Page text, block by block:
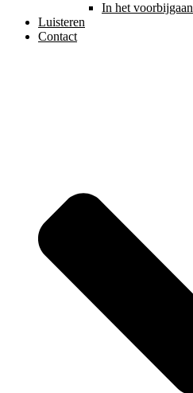
In het voorbijgaan
Luisteren
Contact